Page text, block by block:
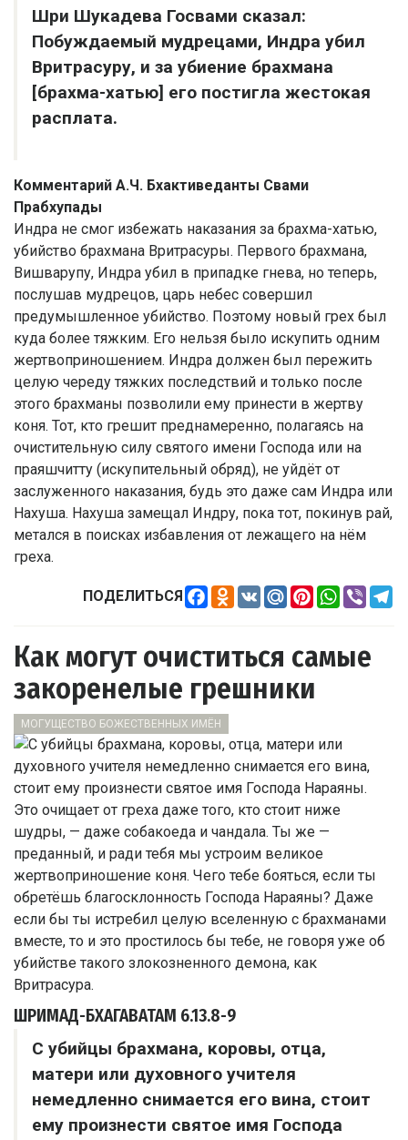
Шри Шукадева Госвами сказал:
Побуждаемый мудрецами, Индра убил
Вритрасуру, и за убиение брахмана
[брахма-хатью] его постигла жестокая
расплата.
Комментарий А.Ч. Бхактиведанты Свами
Прабхупады
Индра не смог избежать наказания за брахма-хатью,
убийство брахмана Вритрасуры. Первого брахмана,
Вишварупу, Индра убил в припадке гнева, но теперь,
послушав мудрецов, царь небес совершил
предумышленное убийство. Поэтому новый грех был
куда более тяжким. Его нельзя было искупить одним
жертвоприношением. Индра должен был пережить
целую череду тяжких последствий и только после
этого брахманы позволили ему принести в жертву
коня. Тот, кто грешит преднамеренно, полагаясь на
очистительную силу святого имени Господа или на
праяшчитту (искупительный обряд), не уйдёт от
заслуженного наказания, будь это даже сам Индра или
Нахуша. Нахуша замещал Индру, пока тот, покинув рай,
метался в поисках избавления от лежащего на нём
греха.
ПОДЕЛИТЬСЯ Facebook
Odnoklassniki
VK Mail.RuPinterest
WhatsApp
Viber
Как могут очиститься самые
закоренелые грешники
МОГУЩЕСТВО БОЖЕСТВЕННЫХ ИМЁН
ШРИМАД-БХАГАВАТАМ 6.13.8-9
С убийцы брахмана, коровы, отца,
матери или духовного учителя
немедленно снимается его вина, стоит
ему произнести святое имя Господа